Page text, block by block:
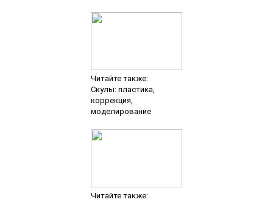
Читайте также:
Скулы: пластика,
коррекция,
моделирование
Читайте также: